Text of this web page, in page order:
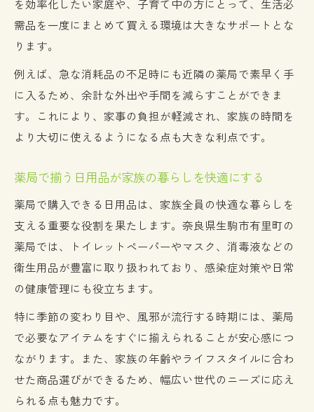
を効率化したい家庭や、子育て中の方にとって、生活必
需品を一度にまとめて買える環境は大きなサポートとな
ります。
例えば、急な消耗品の不足時にも近隣の薬局で素早く手
に入るため、余計な外出や手間を減らすことができま
す。これにより、家事の負担が軽減され、家族の時間を
より大切に使えるようになる点も大きな利点です。
薬局で揃う日用品が家族の暮らしを快適にする
薬局で購入できる日用品は、家族全員の快適な暮らしを
支える重要な役割を果たします。奈良県生駒市有里町の
薬局では、トイレットペーパーやマスク、消毒液などの
衛生用品が豊富に取り扱われており、感染症対策や日常
の健康管理にも役立ちます。
特に季節の変わり目や、風邪が流行する時期には、薬局
で必要なアイテムをすぐに揃えられることが安心感につ
ながります。また、家族の年齢やライフスタイルに合わ
せた商品選びができるため、幅広い世代のニーズに応え
られる点も魅力です。